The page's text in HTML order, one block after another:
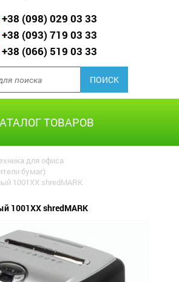
+38 (098) 029 03 33
+38 (093) 719 03 33
+38 (066) 519 03 33
ТОВАРОВ
для офиса
бумаг)
1001XX shredMARK
1001XX shredMARK